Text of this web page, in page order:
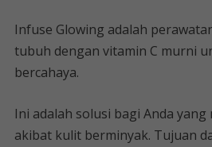
Infuse Glowing adalah
tubuh dengan vitamin C murni
bercahaya.
Ini adalah solusi bagi Anda yang
akibat kulit berminyak. Tujuan